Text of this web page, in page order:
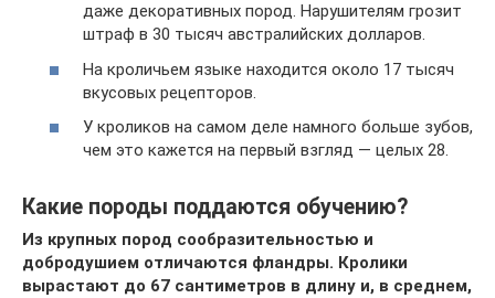
даже декоративных пород. Нарушителям грозит
штраф в 30 тысяч австралийских долларов.
На кроличьем языке находится около 17 тысяч
вкусовых рецепторов.
У кроликов на самом деле намного больше зубов,
чем это кажется на первый взгляд — целых 28.
Какие породы поддаются обучению?
Из крупных пород сообразительностью и
добродушием отличаются фландры. Кролики
вырастают до 67 сантиметров в длину и, в среднем,